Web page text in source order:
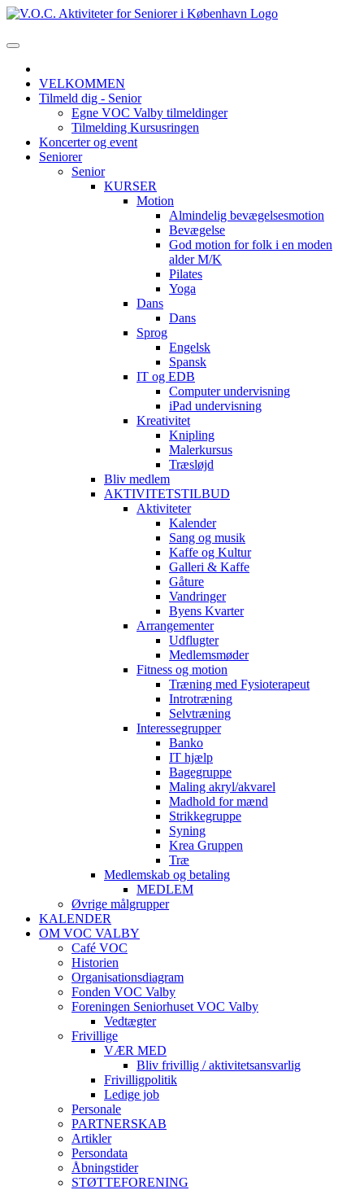
VELKOMMEN
Tilmeld dig - Senior
Egne VOC Valby tilmeldinger
Tilmelding Kursusringen
Koncerter og event
Seniorer
Senior
KURSER
Motion
Almindelig bevægelsesmotion
Bevægelse
God motion for folk i en moden
alder M/K
Pilates
Yoga
Dans
Dans
Sprog
Engelsk
Spansk
IT og EDB
Computer undervisning
iPad undervisning
Kreativitet
Knipling
Malerkursus
Træsløjd
Bliv medlem
AKTIVITETSTILBUD
Aktiviteter
Kalender
Sang og musik
Kaffe og Kultur
Galleri & Kaffe
Gåture
Vandringer
Byens Kvarter
Arrangementer
Udflugter
Medlemsmøder
Fitness og motion
Træning med Fysioterapeut
Introtræning
Selvtræning
Interessegrupper
Banko
IT hjælp
Bagegruppe
Maling akryl/akvarel
Madhold for mænd
Strikkegruppe
Syning
Krea Gruppen
Træ
Medlemskab og betaling
MEDLEM
Øvrige målgrupper
KALENDER
OM VOC VALBY
Café VOC
Historien
Organisationsdiagram
Fonden VOC Valby
Foreningen Seniorhuset VOC Valby
Vedtægter
Frivillige
VÆR MED
Bliv frivillig / aktivitetsansvarlig
Frivilligpolitik
Ledige job
Personale
PARTNERSKAB
Artikler
Persondata
Åbningstider
STØTTEFORENING